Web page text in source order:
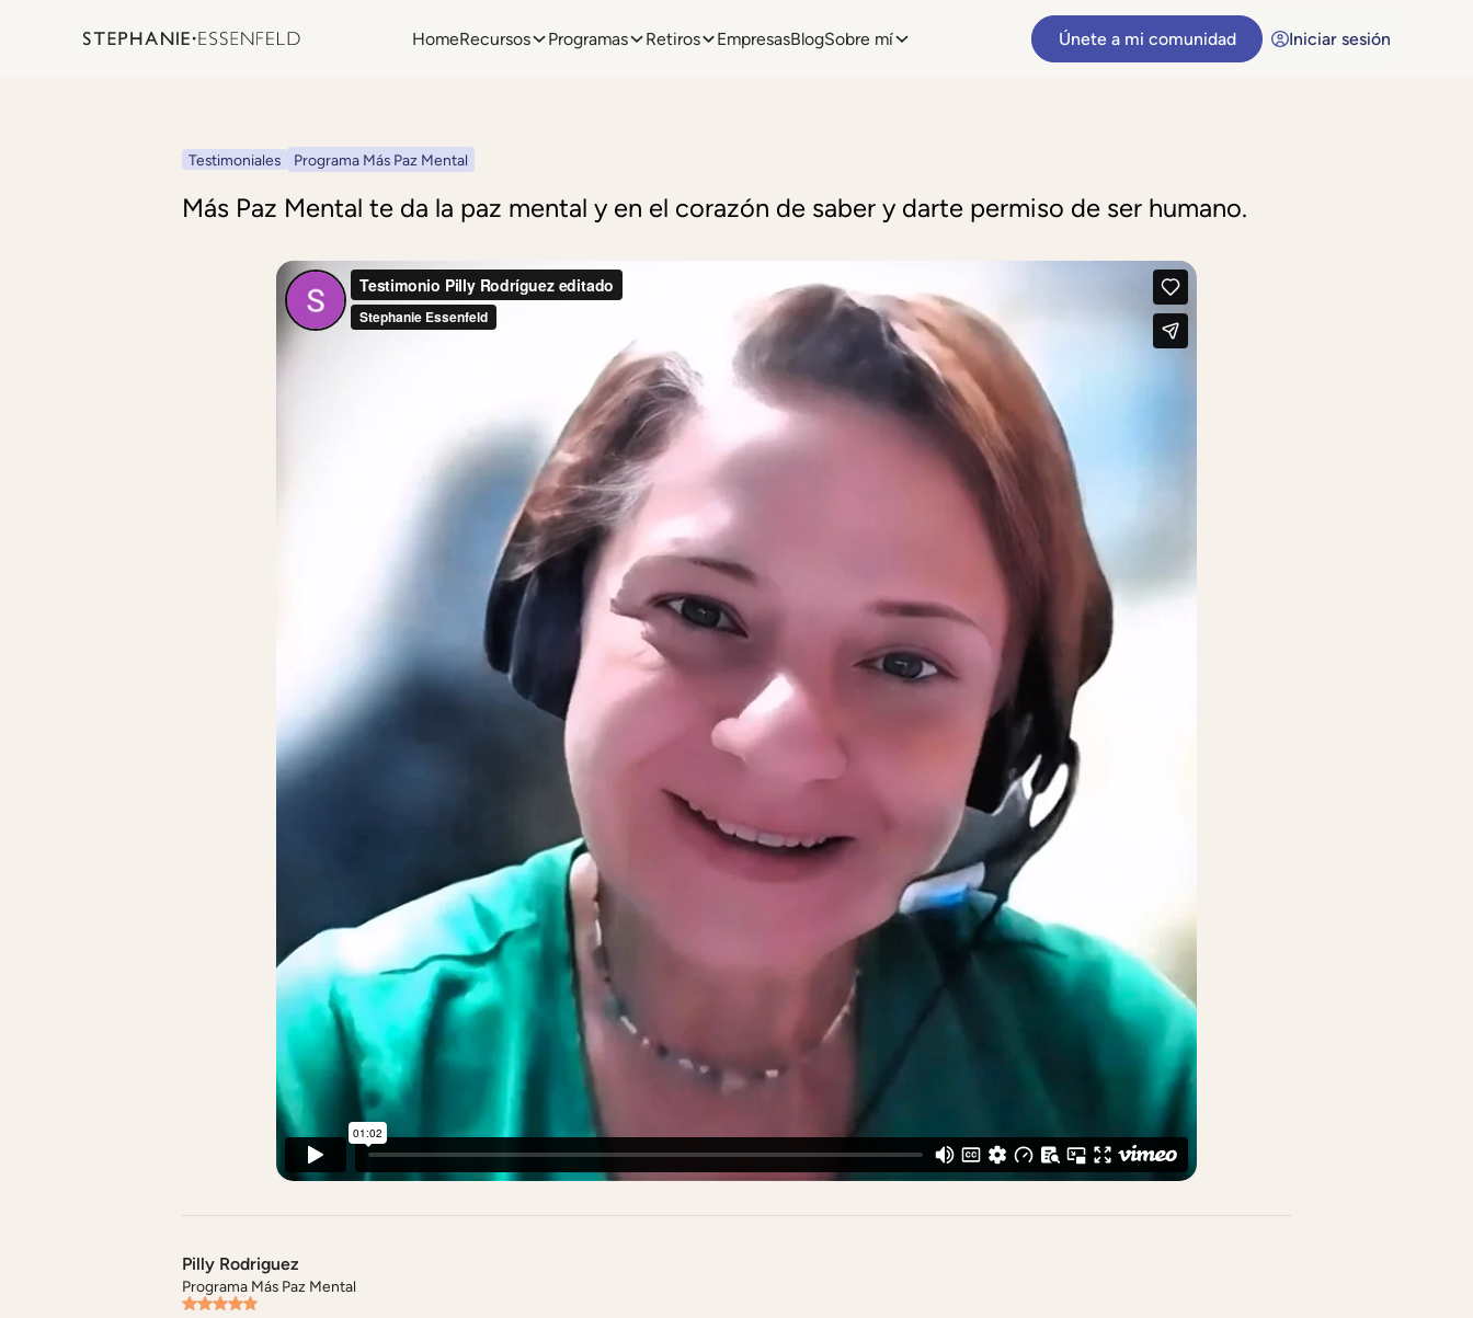
HomeRecursos Programas Retiros EmpresasBlogSobre mí Únete a mi comunidad Iniciar sesión
Testimoniales Programa Más Paz Mental
Más Paz Mental te da la paz mental y en el corazón de saber y darte permiso de ser humano.
Pilly Rodriguez
Programa Más Paz Mental